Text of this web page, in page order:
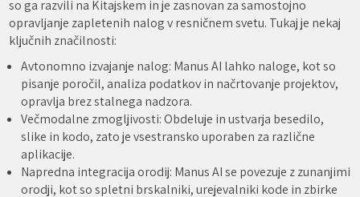
so ga razvili na Kitajskem in je zasnovan za samostojno
opravljanje zapletenih nalog v resničnem svetu. Tukaj je nekaj
ključnih značilnosti:
Avtonomno izvajanje nalog: Manus AI lahko naloge, kot so
pisanje poročil, analiza podatkov in načrtovanje projektov,
opravlja brez stalnega nadzora.
Večmodalne zmogljivosti: Obdeluje in ustvarja besedilo,
slike in kodo, zato je vsestransko uporaben za različne
aplikacije.
Napredna integracija orodij: Manus AI se povezuje z zunanjimi
orodji, kot so spletni brskalniki, urejevalniki kode in zbirke